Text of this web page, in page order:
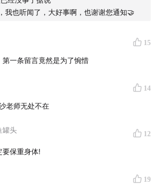
我也听闻了，大好事啊，也谢谢您通知🤝
15
第一条留言竟然是为了惋惜
14
老师无处不在
罐头 12
要保重身体!
19